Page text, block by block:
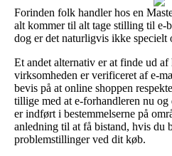
Forinden folk handler hos en
alt kommer til alt tage stilling til e-
dog er det naturligvis ikke specielt
Et andet alternativ er at finde ud
virksomheden er verificeret af e-
bevis på at online shoppen
tillige med at e-forhandleren nu og
er indført i bestemmelserne på
anledning til at få bistand, hvis du
problemstillinger ved dit køb.